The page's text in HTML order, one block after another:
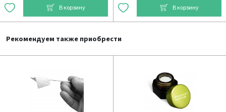
В корзину В корзину
Рекомендуем также приобрести